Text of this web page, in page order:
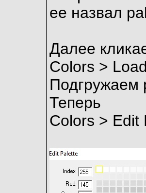
ее назвал
Далее
Colors >
Подгружаем
Теперь
Colors > Edit